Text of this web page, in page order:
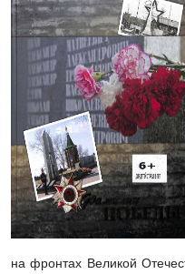
на фронтах Великой